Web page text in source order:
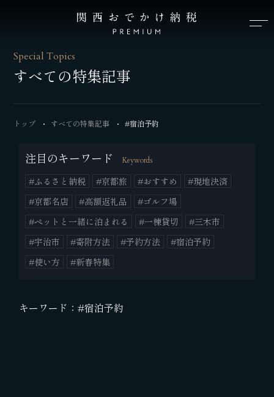
Special Topics
すべての特集記事
トップ すべての特集記事 #宿泊予約
注目のキーワード Keywords
#ふるさと納税 #京都旅 #おすすめ
#現地決済
#京都名店
#高額返礼品
#ゴルフ場
#ペットと一緒に泊まれる
#一棟貸切
#三木市
#宇治市
#寄附方法 #予約方法
#宿泊予約
#使い方
#新春特集
キーワード：#宿泊予約